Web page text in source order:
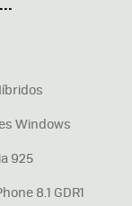
Windows
925
8.1 GDR1